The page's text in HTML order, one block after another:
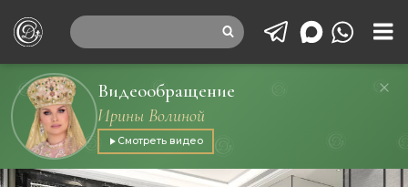
Видеообращение
Ирины Волиной
Смотреть видео